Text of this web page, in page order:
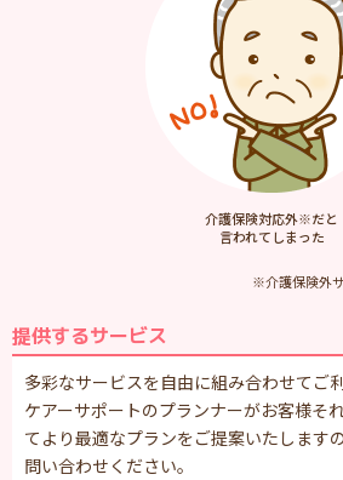
介護保険対応外※だと
言われてしまった
※介護保険外
提供するサービス
多彩なサービスを自由に組み合わせてご
ケアーサポートのプランナーがお客様そ
てより最適なプランをご提案いたします
問い合わせください。